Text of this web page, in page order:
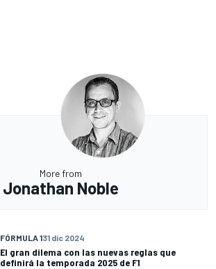
More from
Jonathan Noble
FÓRMULA 131 dic 2024
El gran dilema con las nuevas reglas que
definirá la temporada 2025 de F1